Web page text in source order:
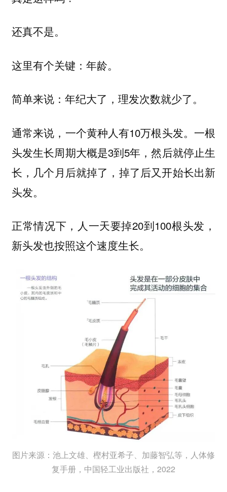
还真不是。
这里有个关键：年龄。
简单来说：年纪大了，理发次数就少了。
通常来说，一个黄种人有10万根头发。一根
头发生长周期大概是3到5年，然后就停止生
长，几个月后就掉了，掉了后又开始长出新
头发。
正常情况下，人一天要掉20到100根头发，
新头发也按照这个速度生长。
图片来源：池上文雄、樫村亚希子、加藤智弘等，人体修
复手册，中国轻工业出版社，2022